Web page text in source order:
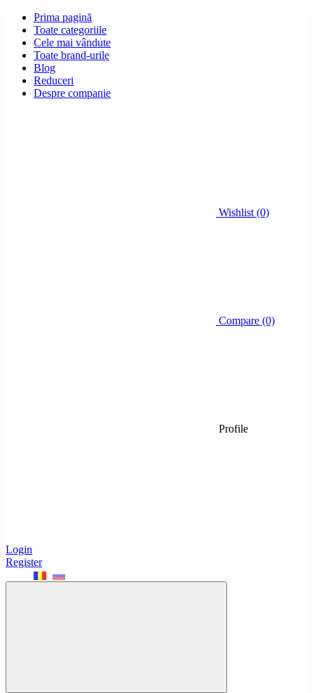
Prima pagină
Toate categoriile
Cele mai vândute
Toate brand-urile
Blog
Reduceri
Despre companie
Wishlist (0)
Compare (0)
Profile
Login
Register